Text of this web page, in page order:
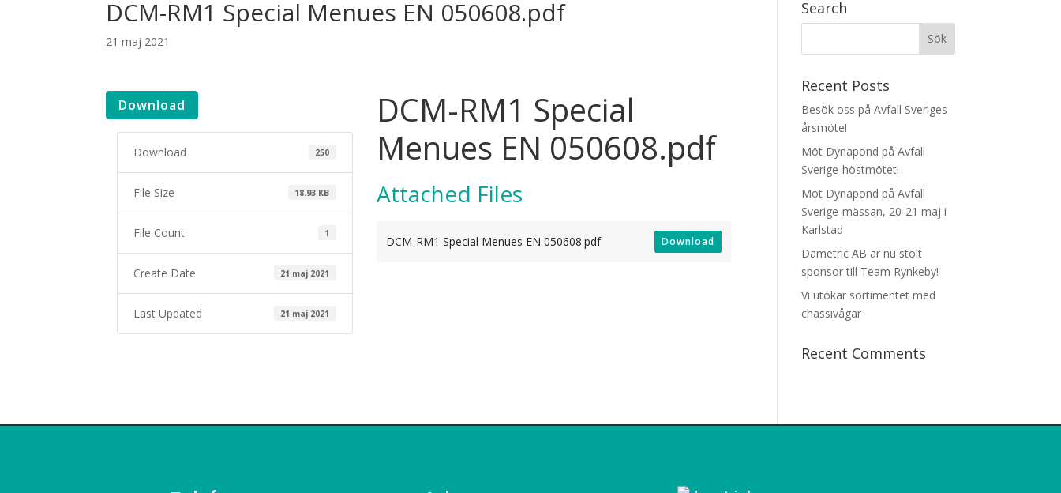
DCM-RM1 Special Menues EN 050608.pdf
21 maj 2021
Download
Download 250
File Size 18.93 KB
File Count 1
Create Date 21 maj 2021
Last Updated 21 maj 2021
DCM-RM1 Special
Menues EN 050608.pdf
Attached Files
DCM-RM1 Special Menues EN 050608.pdf Download
Search
Recent Posts
Besök oss på Avfall Sveriges
årsmöte!
Möt Dynapond på Avfall
Sverige-höstmötet!
Möt Dynapond på Avfall
Sverige-mässan, 20-21 maj i
Karlstad
Dametric AB är nu stolt
sponsor till Team Rynkeby!
Vi utökar sortimentet med
chassivågar
Recent Comments